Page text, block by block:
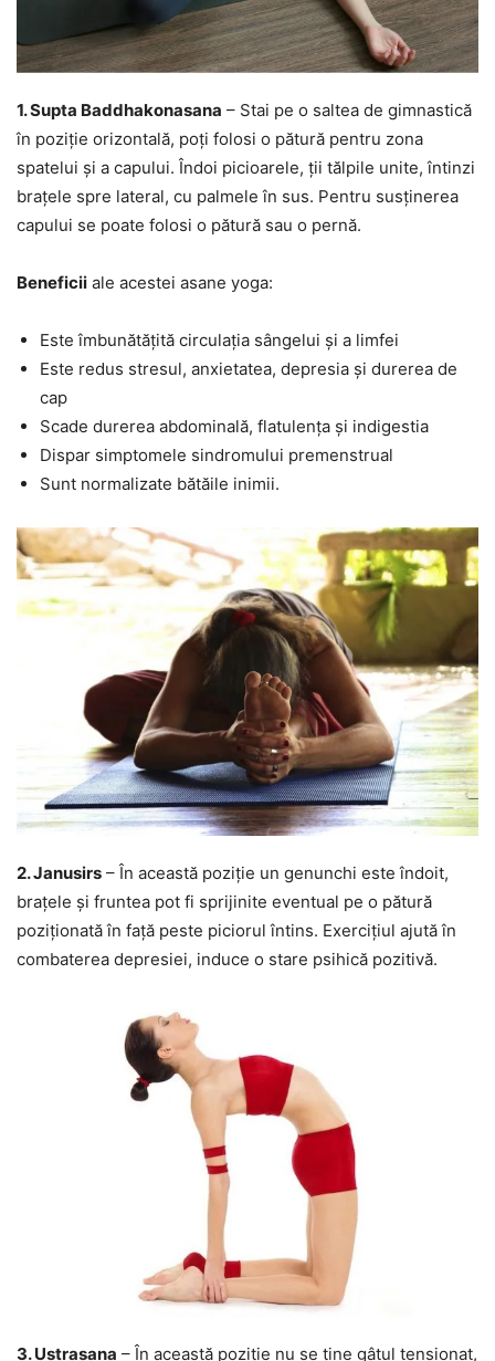
1. Supta Baddhakonasana – Stai pe o saltea de gimnastică
în poziție orizontală, poți folosi o pătură pentru zona
spatelui și a capului. Îndoi picioarele, ții tălpile unite, întinzi
brațele spre lateral, cu palmele în sus. Pentru susținerea
capului se poate folosi o pătură sau o pernă.
Beneficii ale acestei asane yoga:
Este îmbunătățită circulația sângelui și a limfei
Este redus stresul, anxietatea, depresia și durerea de
cap
Scade durerea abdominală, flatulența și indigestia
Dispar simptomele sindromului premenstrual
Sunt normalizate bătăile inimii.
2. Janusirs – În această poziție un genunchi este îndoit,
brațele și fruntea pot fi sprijinite eventual pe o pătură
poziționată în față peste piciorul întins. Exercițiul ajută în
combaterea depresiei, induce o stare psihică pozitivă.
3. Ustrasana – În această poziție nu se ține gâtul tensionat,